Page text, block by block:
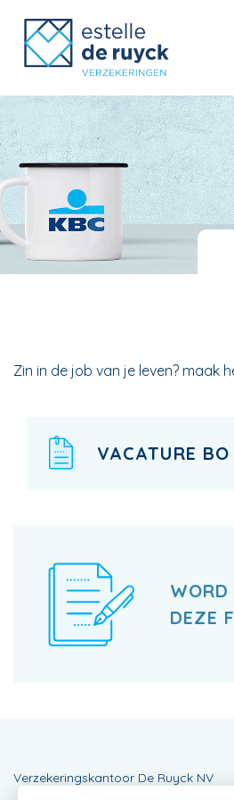
Zin in de job van je leven? maak
VACATURE BO
DEZE
Verzekeringskantoor De Ruyck NV